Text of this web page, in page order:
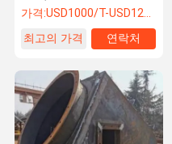
가격:USD1000/T-USD1200/T
최고의 가격
연락처